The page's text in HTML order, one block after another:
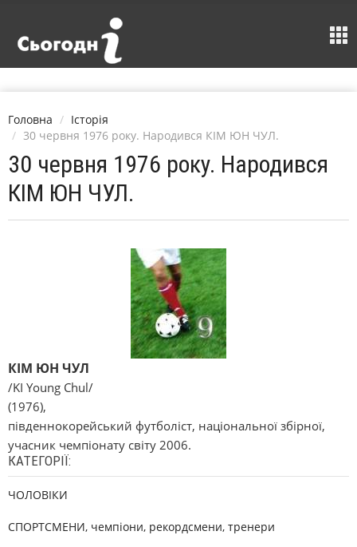
Головна
Історія
30 червня 1976 року. Народився КІМ ЮН ЧУЛ.
30 червня 1976 року. Народився
КІМ ЮН ЧУЛ.
КІМ ЮН ЧУЛ
/KІ Young Chul/
(1976),
південнокорейський футболіст, національної збірної,
учасник чемпіонату світу 2006.
КАТЕГОРІЇ:
ЧОЛОВІКИ
СПОРТСМЕНИ, чемпіони, рекордсмени, тренери